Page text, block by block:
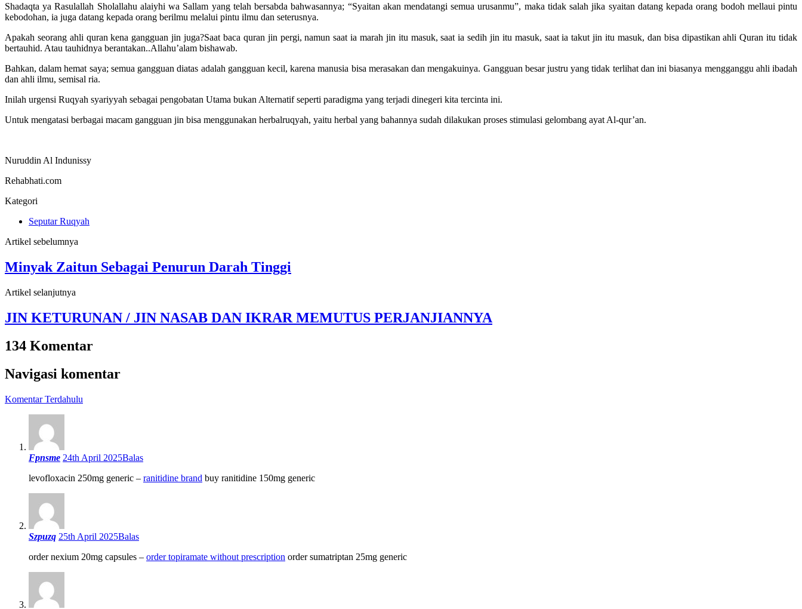
Shadaqta ya Rasulallah Sholallahu alaiyhi wa Sallam yang telah bersabda bahwasannya; “Syaitan akan mendatangi semua urusanmu”, maka tidak salah jika syaitan datang kepada orang bodoh mellaui pintu
kebodohan, ia juga datang kepada orang berilmu melalui pintu ilmu dan seterusnya.
Apakah seorang ahli quran kena gangguan jin juga?Saat baca quran jin pergi, namun saat ia marah jin itu masuk, saat ia sedih jin itu masuk, saat ia takut jin itu masuk, dan bisa dipastikan ahli Quran itu tidak
bertauhid. Atau tauhidnya berantakan..Allahu’alam bishawab.
Bahkan, dalam hemat saya; semua gangguan diatas adalah gangguan kecil, karena manusia bisa merasakan dan mengakuinya. Gangguan besar justru yang tidak terlihat dan ini biasanya mengganggu ahli ibadah
dan ahli ilmu, semisal ria.
Inilah urgensi Ruqyah syariyyah sebagai pengobatan Utama bukan Alternatif seperti paradigma yang terjadi dinegeri kita tercinta ini.
Untuk mengatasi berbagai macam gangguan jin bisa menggunakan herbalruqyah, yaitu herbal yang bahannya sudah dilakukan proses stimulasi gelombang ayat Al-qur’an.
Nuruddin Al Indunissy
Rehabhati.com
Kategori
Seputar Ruqyah
Artikel sebelumnya
Minyak Zaitun Sebagai Penurun Darah Tinggi
Artikel selanjutnya
JIN KETURUNAN / JIN NASAB DAN IKRAR MEMUTUS PERJANJIANNYA
134 Komentar
Navigasi komentar
Komentar Terdahulu
Fpnsme 24th April 2025Balas
levofloxacin 250mg generic – ranitidine brand buy ranitidine 150mg generic
Szpuzq 25th April 2025Balas
order nexium 20mg capsules – order topiramate without prescription order sumatriptan 25mg generic